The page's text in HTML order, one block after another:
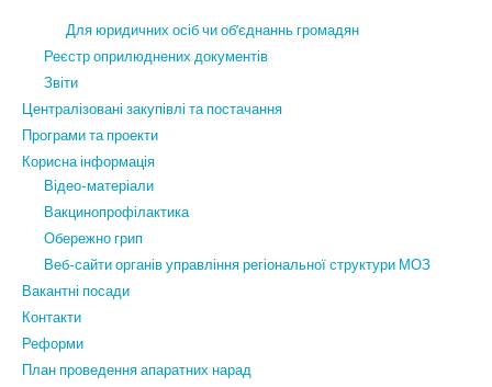
Для юридичних осіб чи об’єднаннь громадян
Реєстр оприлюднених документів
Звіти
Централізовані закупівлі та постачання
Програми та проекти
Корисна інформація
Відео-матеріали
Вакцинопрофілактика
Обережно грип
Веб-сайти органів управління регіональної структури МОЗ
Вакантні посади
Контакти
Реформи
План проведення апаратних нарад